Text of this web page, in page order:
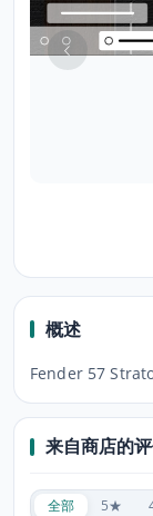
概述
Fender 57
来自商店的
全部 5★